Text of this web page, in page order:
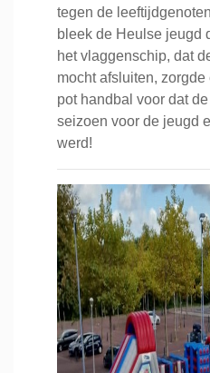
tegen de
bleek de Heulse jeugd
het vlaggenschip, dat
mocht afsluiten,
pot handbal voor dat
seizoen voor de jeugd
werd!